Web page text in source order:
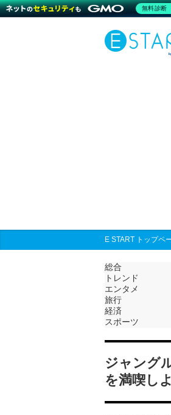
E START トップペ
総合
トレンド
エンタメ
旅行
経済
スポーツ
ジャング
を満喫し
無料診断